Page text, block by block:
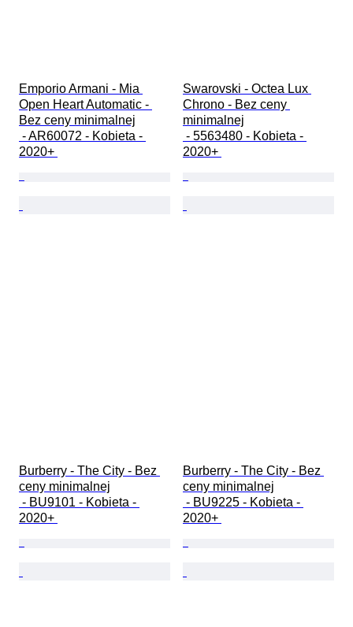
Emporio Armani - Mia
Open Heart Automatic -
Bez ceny minimalnej
2020+
Swarovski - Octea Lux
Chrono - Bez ceny
minimalnej
2020+
Burberry - The City - Bez
ceny minimalnej
2020+
Burberry - The City - Bez
ceny minimalnej
2020+